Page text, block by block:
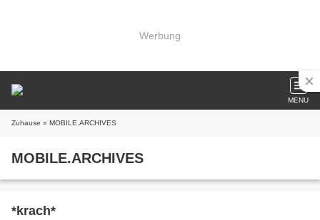
Werbung
MENU
Zuhause » MOBILE.ARCHIVES
MOBILE.ARCHIVES
*krach*